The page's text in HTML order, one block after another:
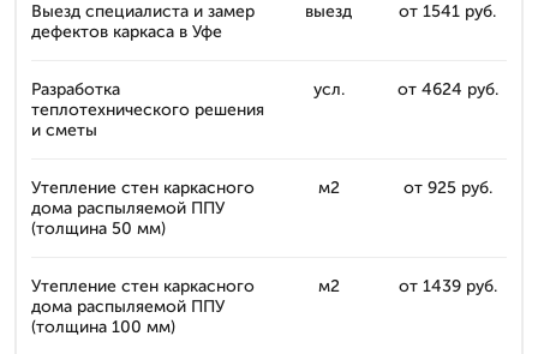
Выезд специалиста и замер
дефектов каркаса в Уфе
выезд от 1541 руб.
Разработка
теплотехнического решения
и сметы
усл. от 4624 руб.
Утепление стен каркасного
дома распыляемой ППУ
(толщина 50 мм)
м2 от 925 руб.
Утепление стен каркасного
дома распыляемой ППУ
(толщина 100 мм)
м2 от 1439 руб.